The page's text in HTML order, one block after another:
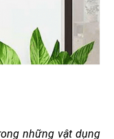
những vật dụng